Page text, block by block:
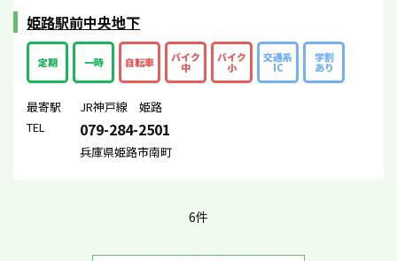
姫路駅前中央地下
定期 一時 自転車 バイク
中
バイク
小
交通系
IC
学割
あり
最寄駅
JR神戸線 姫路
TEL
079-284-2501
兵庫県姫路市南町
6件